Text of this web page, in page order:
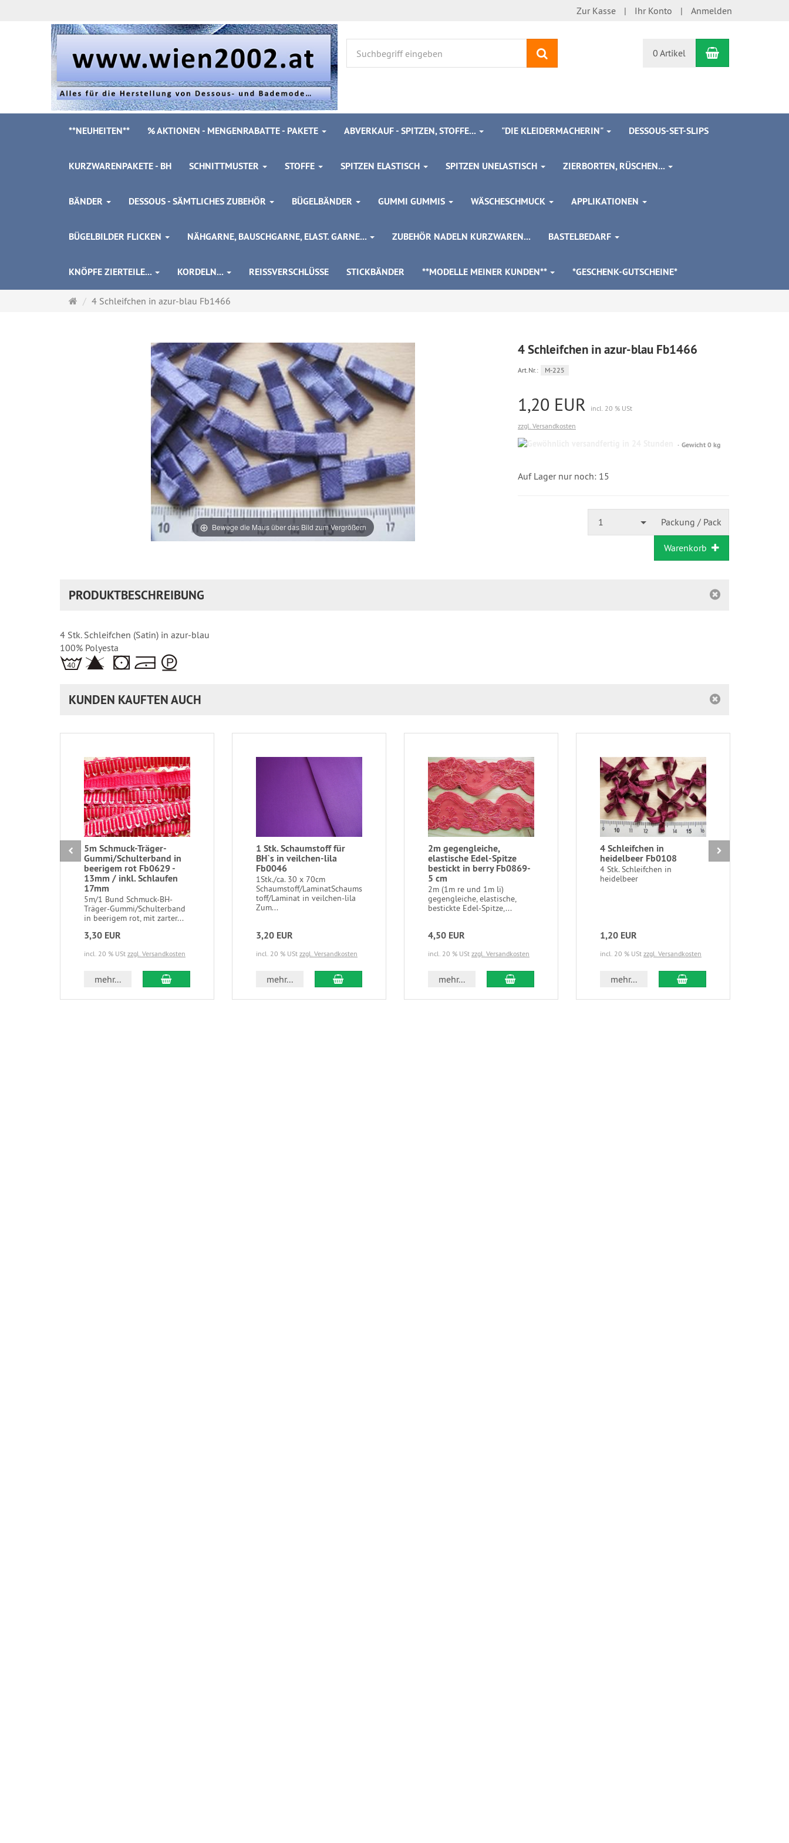
Zur Kasse Ihr Konto Anmelden
0 Artikel Warenkorb
**NEUHEITEN** % AKTIONEN - MENGENRABATTE - PAKETE ABVERKAUF - SPITZEN, STOFFE... "DIE KLEIDERMACHERIN" DESSOUS-SET-SLIPS
KURZWARENPAKETE - BH SCHNITTMUSTER STOFFE SPITZEN ELASTISCH SPITZEN UNELASTISCH ZIERBORTEN, RÜSCHEN...
BÄNDER DESSOUS - SÄMTLICHES ZUBEHÖR BÜGELBÄNDER GUMMI GUMMIS WÄSCHESCHMUCK APPLIKATIONEN
BÜGELBILDER FLICKEN NÄHGARNE, BAUSCHGARNE, ELAST. GARNE... ZUBEHÖR NADELN KURZWAREN... BASTELBEDARF
KNÖPFE ZIERTEILE... KORDELN... REISSVERSCHLÜSSE STICKBÄNDER **MODELLE MEINER KUNDEN** *GESCHENK-GUTSCHEINE*
Startseite
4 Schleifchen in azur-blau Fb1466
Bewege die Maus über das Bild zum Vergrößern
4 Schleifchen in azur-blau Fb1466
Art.Nr.: M-225
1,20 EUR
incl. 20 % USt
zzgl. Versandkosten
Gewöhnlich
Gewicht 0 kg
Auf Lager nur noch: 15
1 Packung / Pack
Warenkorb
PRODUKTBESCHREIBUNG
4 Stk. Schleifchen (Satin) in azur-blau
100% Polyesta
KUNDEN KAUFTEN AUCH
5m Schmuck-Träger-
Gummi/Schulterband in
beerigem rot Fb0629 -
13mm / inkl. Schlaufen
17mm
5m/1 Bund Schmuck-BH-
Träger-Gummi/Schulterband
in beerigem rot, mit zarter...
3,30 EUR
incl. 20 % USt zzgl. Versandkosten
mehr... In den Warenkorb
1 Stk. Schaumstoff für
BH`s in veilchen-lila
Fb0046
1Stk./ca. 30 x 70cm
Schaumstoff/LaminatSchaums
toff/Laminat in veilchen-lila
Zum...
3,20 EUR
incl. 20 % USt zzgl. Versandkosten
mehr... In den Warenkorb
2m gegengleiche,
elastische Edel-Spitze
bestickt in berry Fb0869-
5 cm
2m (1m re und 1m li)
gegengleiche, elastische,
bestickte Edel-Spitze,...
4,50 EUR
incl. 20 % USt zzgl. Versandkosten
mehr... In den Warenkorb
4 Schleifchen in
heidelbeer Fb0108
4 Stk. Schleifchen in
heidelbeer
1,20 EUR
incl. 20 % USt zzgl. Versandkosten
mehr... In den Warenkorb